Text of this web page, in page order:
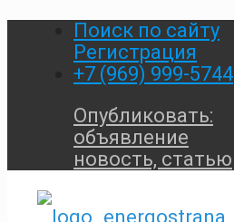
Поиск по сайту
Регистрация
+7 (969) 999-5744
Опубликовать:
объявление
новость, статью